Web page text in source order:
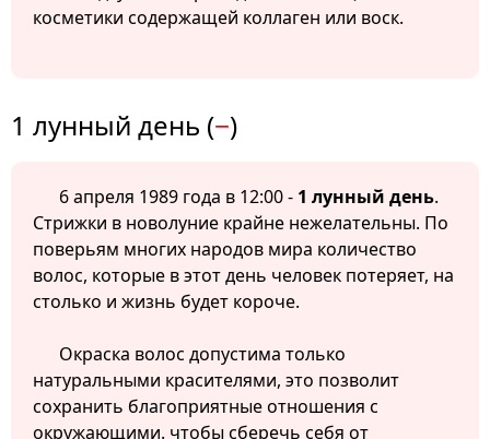
косметики содержащей коллаген или воск.
1 лунный день (−)
6 апреля 1989 года в 12:00 - 1 лунный день.
Стрижки в новолуние крайне нежелательны. По
поверьям многих народов мира количество
волос, которые в этот день человек потеряет, на
столько и жизнь будет короче.
Окраска волос допустима только
натуральными красителями, это позволит
сохранить благоприятные отношения с
окружающими. чтобы сберечь себя от